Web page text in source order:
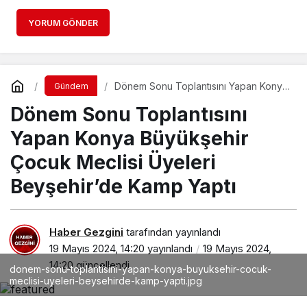
YORUM GÖNDER
Gündem
Dönem Sonu Toplantısını Yapan Konya
Beyşehir’de Kamp Yaptı
Dönem Sonu Toplantısını
Yapan Konya Büyükşehir
Çocuk Meclisi Üyeleri
Beyşehir’de Kamp Yaptı
Haber Gezgini tarafından yayınlandı
19 Mayıs 2024, 14:20 yayınlandı
19 Mayıs 2024,
14:20güncellendi
donem-sonu-toplantisini-yapan-konya-buyuksehir-cocuk-
meclisi-uyeleri-beysehirde-kamp-yapti.jpg